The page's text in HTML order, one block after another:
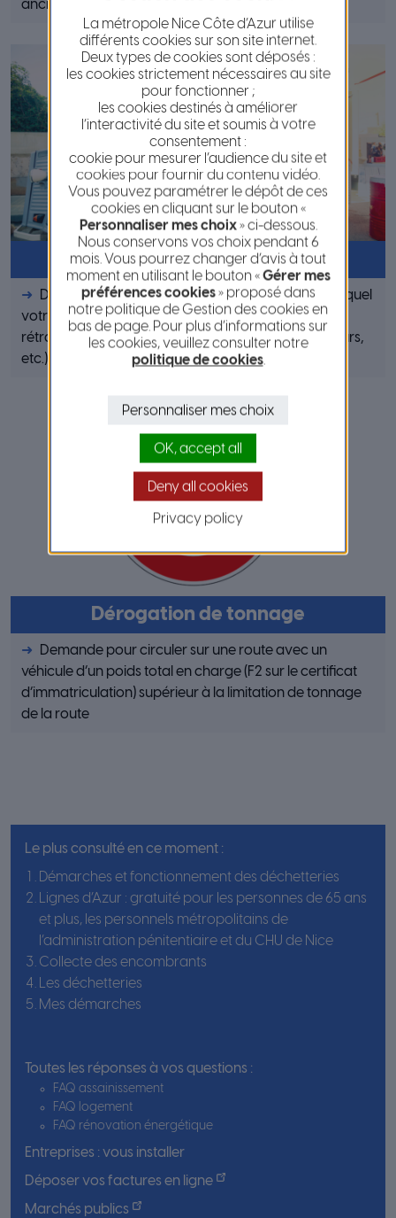
ancré dans le sol ou en surplomb fixe.
Permis de stationnement
Demande pour occuper le domaine public sur lequel
votre matériel est posé sur le sol ou en surplomb
rétractable (ex : food truck, buvette, stores enrouleurs,
etc.)
Dérogation de tonnage
Demande pour circuler sur une route avec un
véhicule d’un poids total en charge (F2 sur le certificat
d’immatriculation) supérieur à la limitation de tonnage
de la route
Le plus consulté en ce moment :
Démarches et fonctionnement des déchetteries
Lignes d’Azur : gratuité pour les personnes de 65 ans
et plus, les personnels métropolitains de
l’administration pénitentiaire et du CHU de Nice
Collecte des encombrants
Les déchetteries
Mes démarches
Toutes les réponses à vos questions :
FAQ assainissement
FAQ logement
FAQ rénovation énergétique
Entreprises : vous installer
Déposer vos factures en ligne
Marchés publics
La métropole Nice Côte d’Azur utilise
différents cookies sur son site internet.
Deux types de cookies sont déposés :
les cookies strictement nécessaires au site
pour fonctionner ;
les cookies destinés à améliorer
l’interactivité du site et soumis à votre
consentement :
cookie pour mesurer l’audience du site et
cookies pour fournir du contenu vidéo.
Vous pouvez paramétrer le dépôt de ces
cookies en cliquant sur le bouton «
Personnaliser mes choix» ci-dessous.
Nous conservons vos choix pendant 6
mois. Vous pourrez changer d’avis à tout
moment en utilisant le bouton «Gérer mes
préférences cookies» proposé dans
notre politique de Gestion des cookies en
bas de page. Pour plus d’informations sur
les cookies, veuillez consulter notre
politique de cookies.
Personnaliser mes choix
OK, accept all
Deny all cookies
Privacy policy